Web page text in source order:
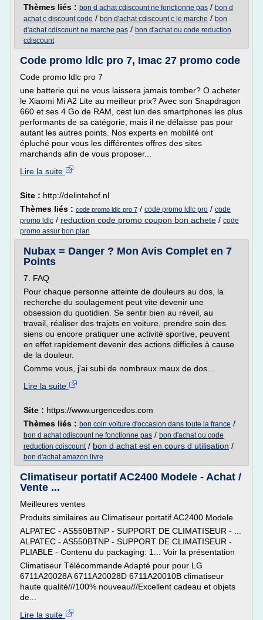
Thèmes liés : bon d achat cdiscount ne fonctionne pas / bon d
achat c discount code / bon d'achat cdiscount c le marche / bon
d'achat cdiscount ne marche pas / bon d'achat ou code reduction
cdiscount
Code promo ldlc pro 7, Imac 27 promo code
Code promo ldlc pro 7
une batterie qui ne vous laissera jamais tomber? O acheter
le Xiaomi Mi A2 Lite au meilleur prix? Avec son Snapdragon
660 et ses 4 Go de RAM, cest lun des smartphones les plus
performants de sa catégorie, mais il ne délaisse pas pour
autant les autres points. Nos experts en mobilité ont
épluché pour vous les différentes offres des sites
marchands afin de vous proposer...
Lire la suite
Site : http://delintehof.nl
Thèmes liés : code promo ldlc pro 7 / code promo ldlc pro / code
promo ldlc / reduction code promo coupon bon achete / code
promo assur bon plan
Nubax = Danger ? Mon Avis Complet en 7
Points
7. FAQ
Pour chaque personne atteinte de douleurs au dos, la
recherche du soulagement peut vite devenir une
obsession du quotidien. Se sentir bien au réveil, au
travail, réaliser des trajets en voiture, prendre soin des
siens ou encore pratiquer une activité sportive, peuvent
en effet rapidement devenir des actions difficiles à cause
de la douleur.
Comme vous, j'ai subi de nombreux maux de dos...
Lire la suite
Site : https://www.urgencedos.com
Thèmes liés : bon coin voiture d'occasion dans toute la france /
bon d achat cdiscount ne fonctionne pas / bon d'achat ou code
reduction cdiscount/ bon d achat est en cours d utilisation /
bon d'achat amazon livre
Climatiseur portatif AC2400 Modele - Achat /
Vente ...
Meilleures ventes
Produits similaires au Climatiseur portatif AC2400 Modele
ALPATEC - AS550BTNP - SUPPORT DE CLIMATISEUR - ...
ALPATEC - AS550BTNP - SUPPORT DE CLIMATISEUR -
PLIABLE - Contenu du packaging: 1... Voir la présentation
Climatiseur Télécommande Adapté pour pour LG
6711A20028A 6711A20028D 6711A20010B climatiseur
haute qualité///100% nouveau///Excellent cadeau et objets
de...
Lire la suite